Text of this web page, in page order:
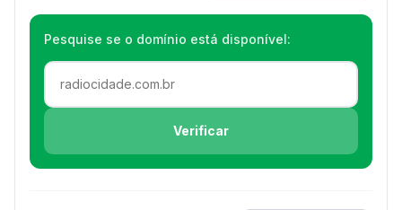
Pesquise se o domínio está disponível:
Verificar